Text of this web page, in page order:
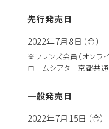
先行発売日
2022年7月8日（金）
※フレンズ会員（オンラ
ロームシアター京都共
一般発売日
2022年7月15日（金）